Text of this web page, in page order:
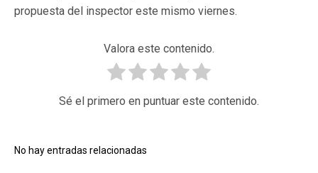
propuesta del inspector este mismo viernes.
Valora este contenido.
Sé el primero en puntuar este contenido.
No hay entradas relacionadas